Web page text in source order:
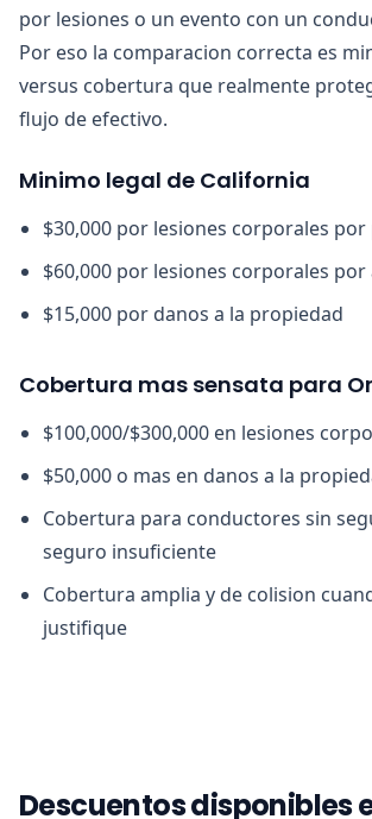
por lesiones o un evento con un
Por eso la comparacion correcta es
versus cobertura que realmente
flujo de efectivo.
Minimo legal de California
$30,000 por lesiones corporales por
$60,000 por lesiones corporales por
$15,000 por danos a la propiedad
Cobertura mas sensata para
$100,000/$300,000 en lesiones
$50,000 o mas en danos a la
Cobertura para conductores sin
seguro insuficiente
Cobertura amplia y de colision
justifique
Descuentos disponibles